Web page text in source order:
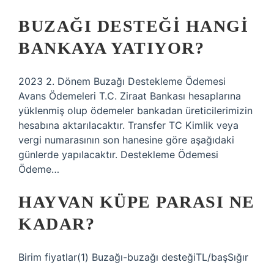
BUZAĞI DESTEĞI HANGI
BANKAYA YATIYOR?
2023 2. Dönem Buzağı Destekleme Ödemesi
Avans Ödemeleri T.C. Ziraat Bankası hesaplarına
yüklenmiş olup ödemeler bankadan üreticilerimizin
hesabına aktarılacaktır. Transfer TC Kimlik veya
vergi numarasının son hanesine göre aşağıdaki
günlerde yapılacaktır. Destekleme Ödemesi
Ödeme…
HAYVAN KÜPE PARASI NE
KADAR?
Birim fiyatlar(1) Buzağı-buzağı desteğiTL/başSığır